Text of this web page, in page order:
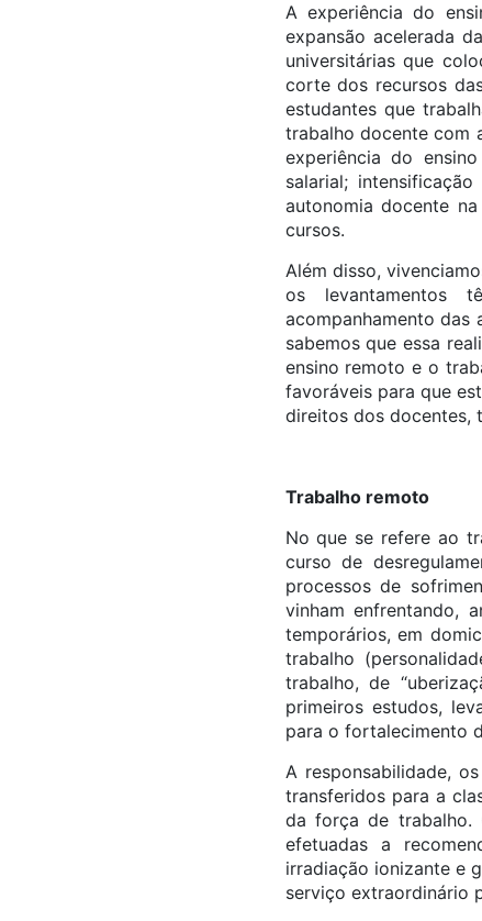
A experiência do
expansão acelerada
universitárias que
corte dos recursos
estudantes que
trabalho docente com
experiência do
salarial;
autonomia docente
cursos.
Além disso,
os levantamentos
acompanhamento das
sabemos que essa
ensino remoto e o
favoráveis para que
direitos dos docentes,
Trabalho remoto
No que se refere ao
curso de
processos de
vinham enfrentando,
temporários, em
trabalho
trabalho, de
primeiros estudos,
para o fortalecimento
A responsabilidade,
transferidos para a
da força de trabalho.
efetuadas a
irradiação ionizante e
serviço extraordinário